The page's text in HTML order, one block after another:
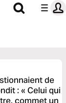
de
: « Celui qui
commet un